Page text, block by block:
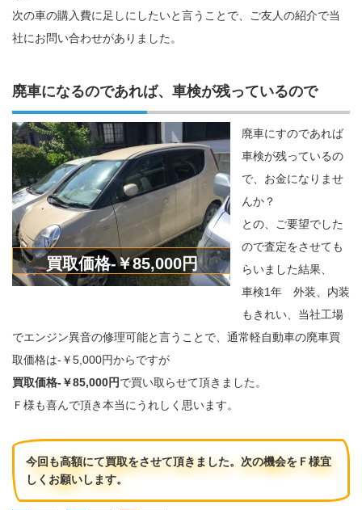
次の車の購入費に足しにしたいと言うことで、ご友人の紹介で当
社にお問い合わせがありました。
廃車になるのであれば、車検が残っているので
買取価格-￥85,000円
廃車にすのであれば
車検が残っているの
で、お金になりませ
んか？
との、ご要望でした
ので査定をさせても
らいました結果、
車検1年 外装、内装
もきれい、当社工場
でエンジン異音の修理可能と言うことで、通常軽自動車の廃車買
取価格は-￥5,000円からですが
買取価格-￥85,000円で買い取らせて頂きました。
Ｆ様も喜んで頂き本当にうれしく思います。
今回も高額にて買取をさせて頂きました。 次の機会をＦ様宜
しくお願いします。